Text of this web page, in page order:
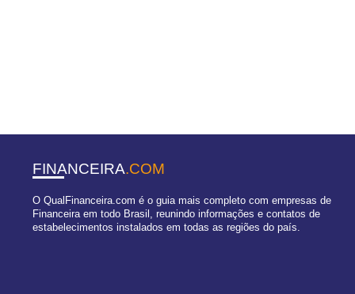
FINANCEIRA.COM
O QualFinanceira.com é o guia mais completo com empresas de
Financeira em todo Brasil, reunindo informações e contatos de
estabelecimentos instalados em todas as regiões do país.